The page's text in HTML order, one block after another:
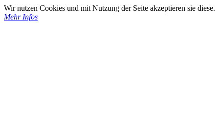
Wir nutzen Cookies und mit Nutzung der Seite akzeptieren sie diese.
Mehr Infos